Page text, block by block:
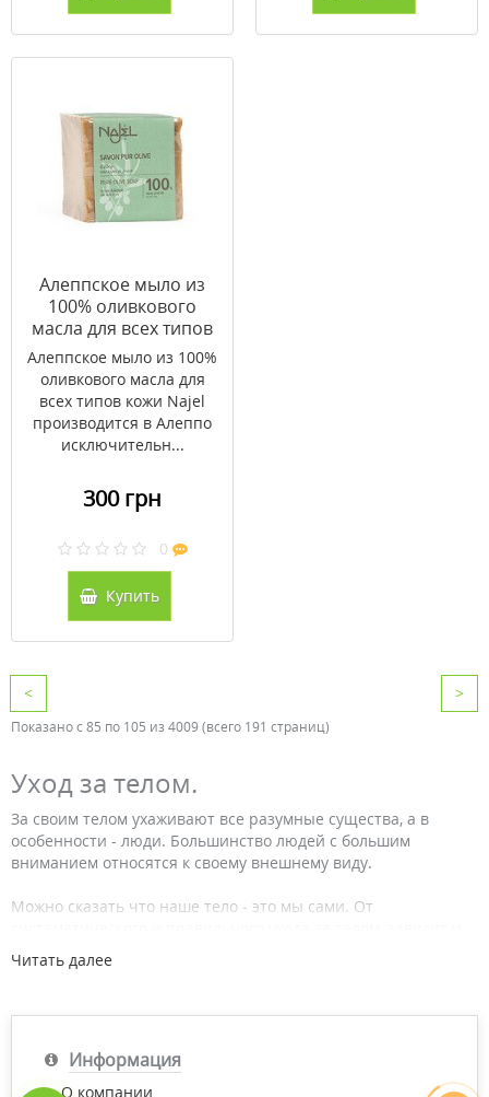
Алеппское мыло из
100% оливкового
масла для всех типов
кожи Najel 200 г
Алеппское мыло из 100%
оливкового масла для
всех типов кожи Najel
производится в Алеппо
исключительн...
300 грн
0
Купить
< >
Показано с 85 по 105 из 4009 (всего 191 страниц)
Уход за телом.
За своим телом ухаживают все разумные существа, а в
особенности - люди. Большинство людей с большим
вниманием относятся к своему внешнему виду.
Можно сказать что наше тело - это мы сами. От
наша молодость, и привлекательность. Особенно это важно
для женщин, которые всегда стремились к совершенству.
телом зависит и наше с вами здоровье. Площадь нашей
представьте себе, 2-мя миллионами потовых желез, функции
которых впечатляют. Тут и выделение пота, и насыщение
Читать далее
Информация
О компании